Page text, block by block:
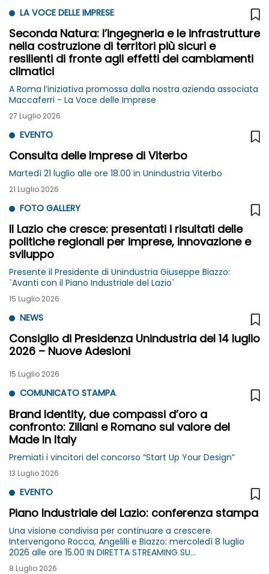
LA VOCE DELLE IMPRESE
Seconda Natura: l’ingegneria e le infrastrutture
nella costruzione di territori più sicuri e
resilienti di fronte agli effetti dei cambiamenti
climatici
A Roma l’iniziativa promossa dalla nostra azienda associata
Maccaferri - La Voce delle Imprese
27 Luglio 2026
EVENTO
Consulta delle Imprese di Viterbo
Martedì 21 luglio alle ore 18.00 in Unindustria Viterbo
21 Luglio 2026
FOTO GALLERY
Il Lazio che cresce: presentati i risultati delle
politiche regionali per imprese, innovazione e
sviluppo
Presente il Presidente di Unindustria Giuseppe Biazzo:
`Avanti con il Piano Industriale del Lazio`
15 Luglio 2026
NEWS
Consiglio di Presidenza Unindustria del 14 luglio
2026 – Nuove Adesioni
15 Luglio 2026
COMUNICATO STAMPA
Brand Identity, due compassi d’oro a
confronto: Ziliani e Romano sul valore del
Made In Italy
Premiati i vincitori del concorso “Start Up Your Design”
13 Luglio 2026
EVENTO
Piano Industriale del Lazio: conferenza stampa
Una visione condivisa per continuare a crescere.
Intervengono Rocca, Angelilli e Biazzo: mercoledì 8 luglio
2026 alle ore 15.00 IN DIRETTA STREAMING SU
ILSOLE24ORE.COM
8 Luglio 2026